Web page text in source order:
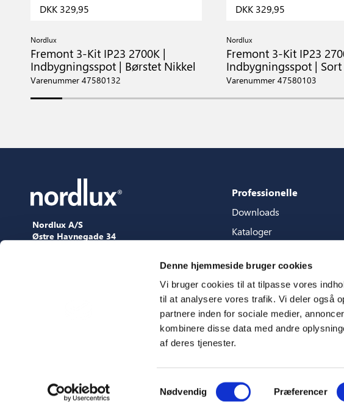
Denne hjemmeside bruger cookies
Vi bruger cookies til at tilpasse vores
til at analysere vores trafik. Vi deler også
partnere inden for sociale medier,
kombinere disse data med andre
af deres tjenester.
Samtykkevalg
Nødvendig Præferencer
DKK 329,95
Nordlux
Fremont 3-Kit IP23 2700K |
Indbygningsspot | Børstet Nikkel
Varenummer 47580132
DKK 329,95
Nordlux
Fremont 3-Kit IP23
Indbygningsspot | Sort
Varenummer 47580103
Nordlux A/S
Østre Havnegade 34
Professionelle
Downloads
Kataloger
Guide til content store
3D filer
Presse
Showroom
Messer